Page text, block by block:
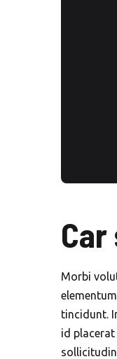
Morbi
tincidunt.
id